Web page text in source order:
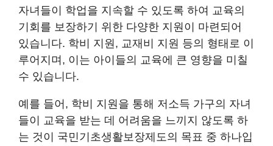
자녀들이 학업을 지속할 수 있도록 하여 교육의
기회를 보장하기 위한 다양한 지원이 마련되어
있습니다. 학비 지원, 교재비 지원 등의 형태로 이
루어지며, 이는 아이들의 교육에 큰 영향을 미칠
수 있습니다.
예를 들어, 학비 지원을 통해 저소득 가구의 자녀
들이 교육을 받는 데 어려움을 느끼지 않도록 하
는 것이 국민기초생활보장제도의 목표 중 하나입